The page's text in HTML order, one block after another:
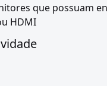
que possuam
HDMI